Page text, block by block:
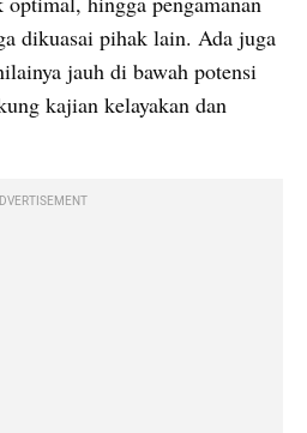
dikuasai pihak lain. Ada juga
jauh di bawah potensi
kajian kelayakan dan